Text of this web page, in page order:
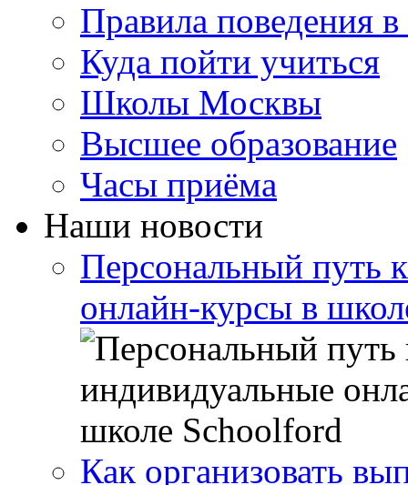
Правила поведения
Куда пойти учиться
Школы Москвы
Высшее образование
Часы приёма
Наши новости
Персональный путь
онлайн-курсы в
Как организовать